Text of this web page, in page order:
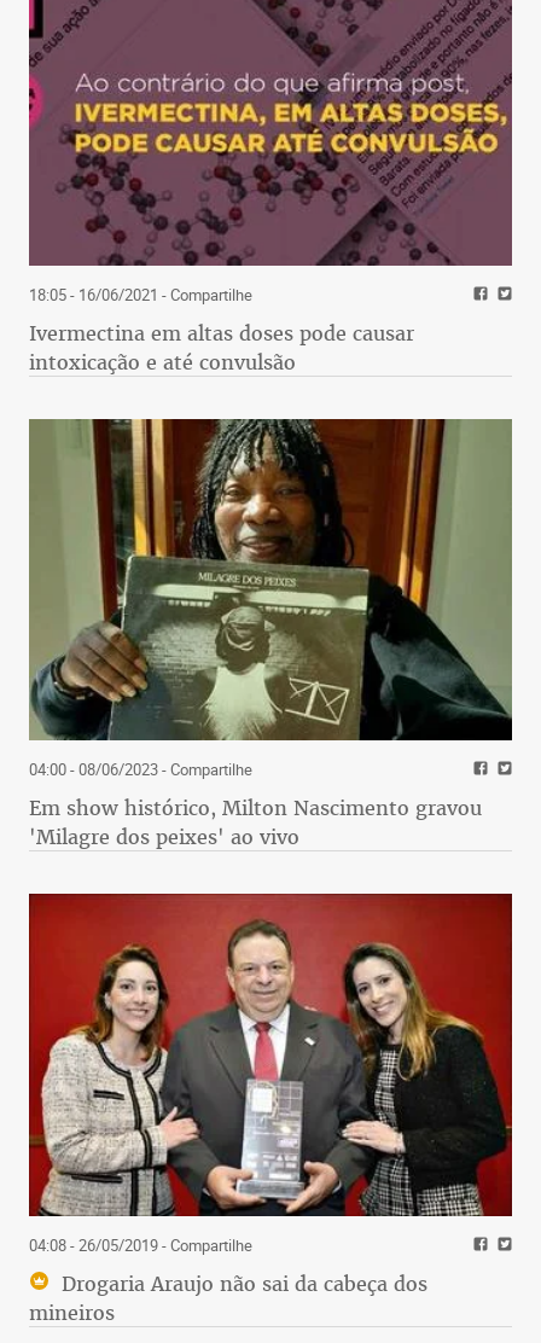
18:05 - 16/06/2021 - Compartilhe
Ivermectina em altas doses pode causar
intoxicação e até convulsão
04:00 - 08/06/2023- Compartilhe
Em show histórico, Milton Nascimento gravou
'Milagre dos peixes' ao vivo
04:08 - 26/05/2019- Compartilhe
Drogaria Araujo não sai da cabeça dos
mineiros